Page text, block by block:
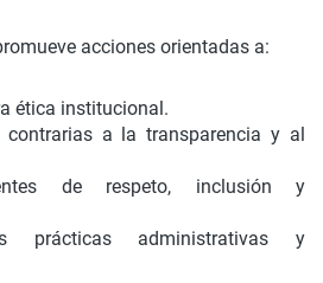
acciones orientadas a:
ética institucional.
contrarias a la transparencia y al
de respeto, inclusión y
prácticas administrativas y